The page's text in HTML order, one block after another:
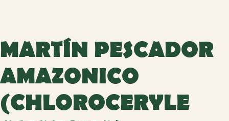
MARTÍN PESCADOR
AMAZONICO
(CHLOROCERYLE